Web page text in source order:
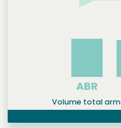
Volume total